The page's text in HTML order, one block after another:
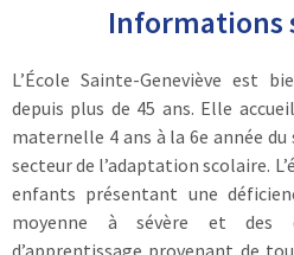
Informations
L’École Sainte-Geneviève est
depuis plus de 45 ans. Elle
maternelle 4 ans à la 6e année
secteur de l’adaptation scolaire.
enfants présentant une
moyenne à sévère et des
d’apprentissage provenant de